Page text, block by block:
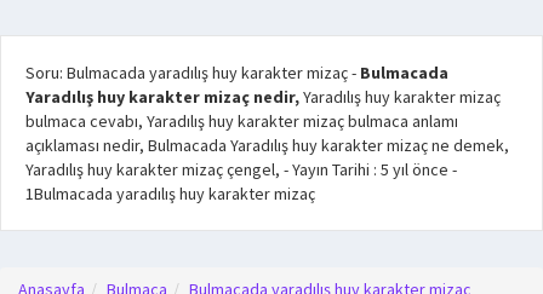
Soru: Bulmacada yaradılış huy karakter mizaç- Bulmacada
Yaradılış huy karakter mizaç nedir,Yaradılış huy karakter mizaç
bulmaca cevabı, Yaradılış huy karakter mizaç bulmaca anlamı
açıklaması nedir, Bulmacada Yaradılış huy karakter mizaç ne demek,
Yaradılış huy karakter mizaç çengel, - Yayın Tarihi : 5 yıl önce -
1Bulmacada yaradılış huy karakter mizaç
Anasayfa Bulmaca Bulmacada yaradılış huy karakter mizaç